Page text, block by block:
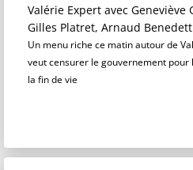
Valérie Expert avec Geneviève
Gilles Platret, Arnaud
Un menu riche ce matin autour de
veut censurer le gouvernement pour
la fin de vie